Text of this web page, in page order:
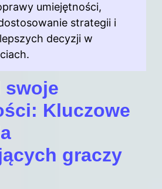
umiejętności,
strategii i
decyzji w
swoje
Kluczowe
graczy